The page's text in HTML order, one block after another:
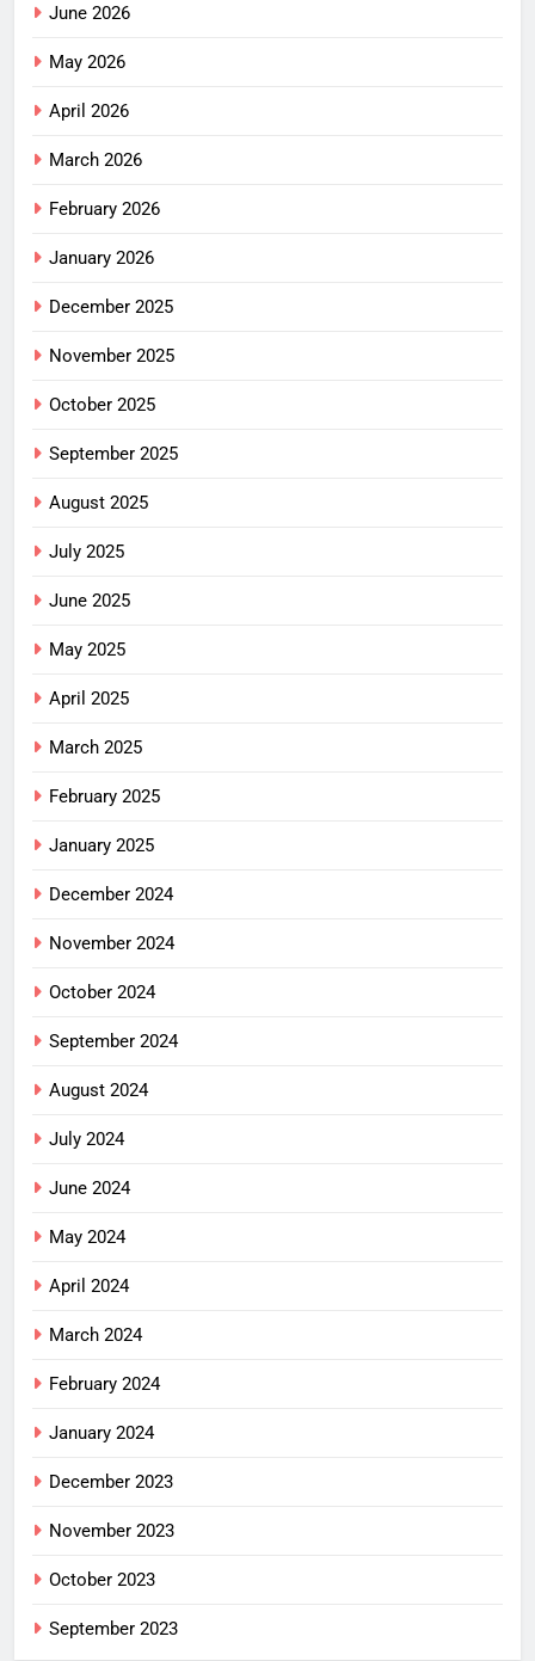
June 2026
May 2026
April 2026
March 2026
February 2026
January 2026
December 2025
November 2025
October 2025
September 2025
August 2025
July 2025
June 2025
May 2025
April 2025
March 2025
February 2025
January 2025
December 2024
November 2024
October 2024
September 2024
August 2024
July 2024
June 2024
May 2024
April 2024
March 2024
February 2024
January 2024
December 2023
November 2023
October 2023
September 2023